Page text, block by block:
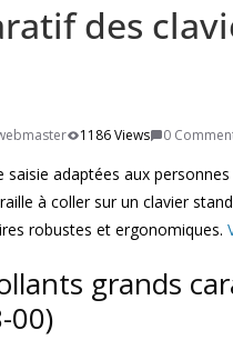
des
1186 Views 0
saisie adaptées aux
à coller sur un clavier
robustes et ergonomiques.
grands
00)